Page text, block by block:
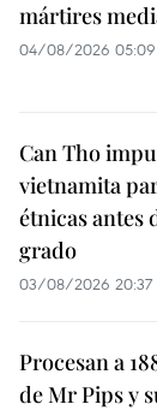
mártires
04/08/2026 05:09
Can Tho
vietnamita
étnicas antes
grado
03/08/2026 20:37
Procesan a
de Mr Pips y